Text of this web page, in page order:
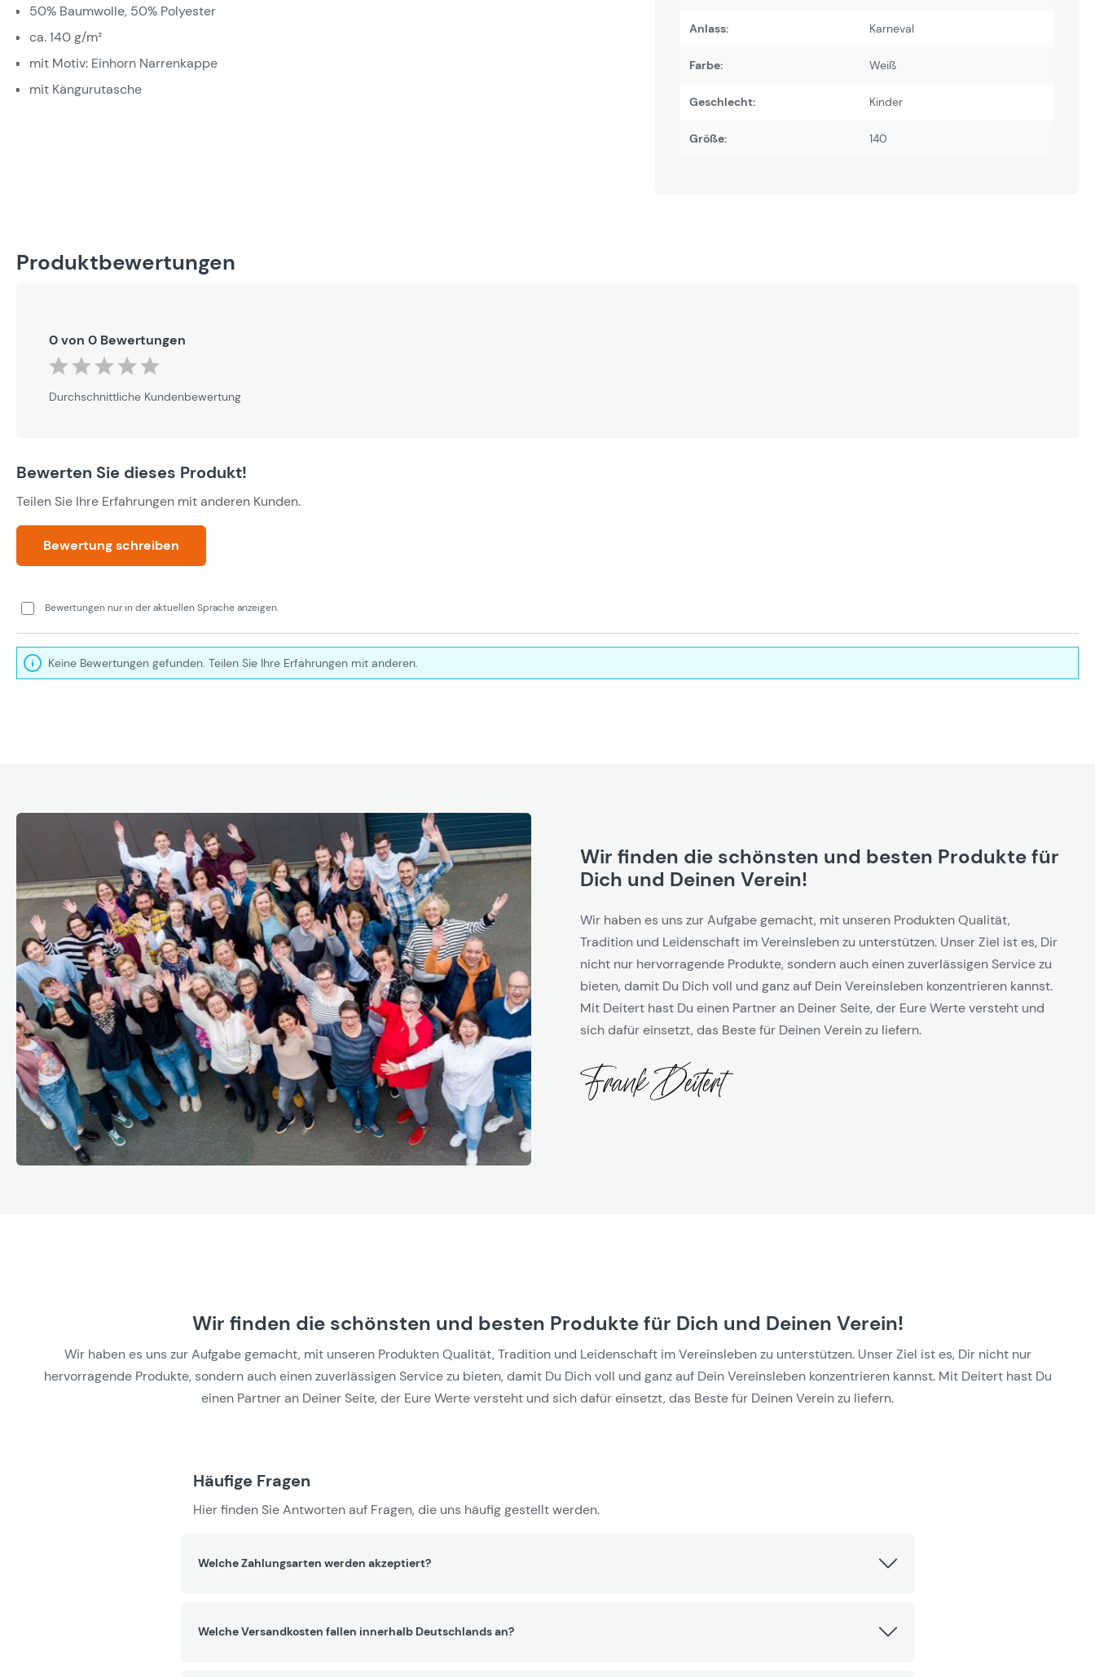
50% Baumwolle, 50% Polyester
ca. 140 g/m²
mit Motiv: Einhorn Narrenkappe
mit Kängurutasche
Anlass: Karneval
Farbe: Weiß
Geschlecht: Kinder
Größe: 140
Produktbewertungen
0 von 0 Bewertungen
Durchschnittliche Bewertung von 0 von 5 Sternen
Durchschnittliche Kundenbewertung
Bewerten Sie dieses Produkt!
Teilen Sie Ihre Erfahrungen mit anderen Kunden.
Bewertung schreiben
Bewertungen nur in der aktuellen Sprache anzeigen.
Keine Bewertungen gefunden. Teilen Sie Ihre Erfahrungen mit anderen.
Wir finden die schönsten und besten Produkte für
Dich und Deinen Verein!
Wir haben es uns zur Aufgabe gemacht, mit unseren Produkten Qualität,
Tradition und Leidenschaft im Vereinsleben zu unterstützen. Unser Ziel ist es, Dir
nicht nur hervorragende Produkte, sondern auch einen zuverlässigen Service zu
bieten, damit Du Dich voll und ganz auf Dein Vereinsleben konzentrieren kannst.
Mit Deitert hast Du einen Partner an Deiner Seite, der Eure Werte versteht und
sich dafür einsetzt, das Beste für Deinen Verein zu liefern.
Wir finden die schönsten und besten Produkte für Dich und Deinen Verein!
Wir haben es uns zur Aufgabe gemacht, mit unseren Produkten Qualität, Tradition und Leidenschaft im Vereinsleben zu unterstützen. Unser Ziel ist es, Dir nicht nur
hervorragende Produkte, sondern auch einen zuverlässigen Service zu bieten, damit Du Dich voll und ganz auf Dein Vereinsleben konzentrieren kannst. Mit Deitert hast Du
einen Partner an Deiner Seite, der Eure Werte versteht und sich dafür einsetzt, das Beste für Deinen Verein zu liefern.
Häufige Fragen
Hier finden Sie Antworten auf Fragen, die uns häufig gestellt werden.
Welche Zahlungsarten werden akzeptiert?
Welche Versandkosten fallen innerhalb Deutschlands an?